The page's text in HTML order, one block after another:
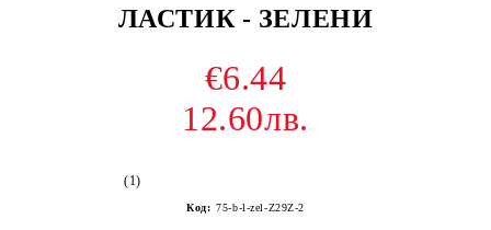
ЛАСТИК - ЗЕЛЕНИ
€6.44
12.60лв.
(1)
Код: 75-b-l-zel-Z29Z-2